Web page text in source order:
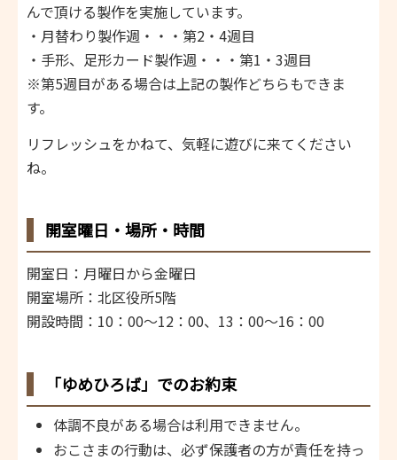
んで頂ける製作を実施しています。
・月替わり製作週・・・第2・4週目
・手形、足形カード製作週・・・第1・3週目
※第5週目がある場合は上記の製作どちらもできま
す。
リフレッシュをかねて、気軽に遊びに来てください
ね。
開室曜日・場所・時間
開室日：月曜日から金曜日
開室場所：北区役所5階
開設時間：10：00～12：00、13：00～16：00
「ゆめひろば」でのお約束
体調不良がある場合は利用できません。
おこさまの行動は、必ず保護者の方が責任を持っ